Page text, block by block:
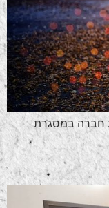
חברה במסגרת